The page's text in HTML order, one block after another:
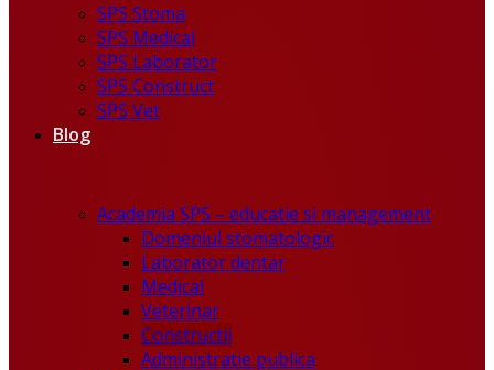
SPS Stoma
SPS Medical
SPS Laborator
SPS Construct
SPS Vet
Blog
Academia SPS – educatie si management
Domeniul stomatologic
Laborator dentar
Medical
Veterinar
Constructii
Administratie publica